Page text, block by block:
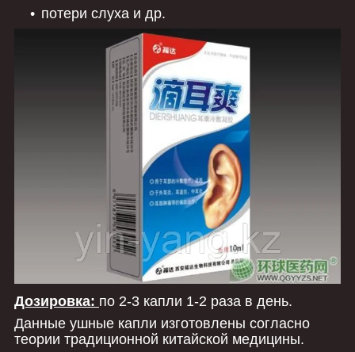
потери слуха и др.
Дозировка: по 2-3 капли 1-2 раза в день.
Данные ушные капли изготовлены согласно
теории традиционной китайской медицины.